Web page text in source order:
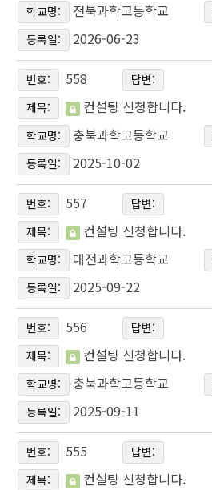
학교명: 전북과학고등학교
등록일: 2026-06-23
번호: 558
답변:
제목:
컨설팅 신청합니다.
학교명: 충북과학고등학교
등록일: 2025-10-02
번호: 557
답변:
제목:
컨설팅 신청합니다.
학교명: 대전과학고등학교
등록일: 2025-09-22
번호: 556
답변:
제목:
컨설팅 신청합니다.
학교명: 충북과학고등학교
등록일: 2025-09-11
번호: 555
답변:
제목:
컨설팅 신청합니다.